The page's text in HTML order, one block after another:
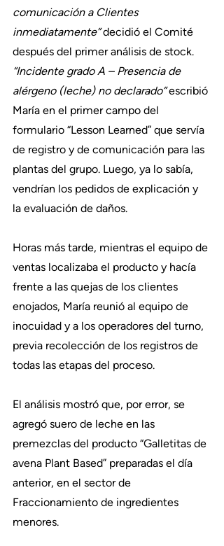
comunicación a Clientes
inmediatamente” decidió el Comité
después del primer análisis de stock.
“Incidente grado A – Presencia de
alérgeno (leche) no declarado” escribió
María en el primer campo del
formulario “Lesson Learned” que servía
de registro y de comunicación para las
plantas del grupo. Luego, ya lo sabía,
vendrían los pedidos de explicación y
la evaluación de daños.
Horas más tarde, mientras el equipo de
ventas localizaba el producto y hacía
frente a las quejas de los clientes
enojados, María reunió al equipo de
inocuidad y a los operadores del turno,
previa recolección de los registros de
todas las etapas del proceso.
El análisis mostró que, por error, se
agregó suero de leche en las
premezclas del producto “Galletitas de
avena Plant Based” preparadas el día
anterior, en el sector de
Fraccionamiento de ingredientes
menores.